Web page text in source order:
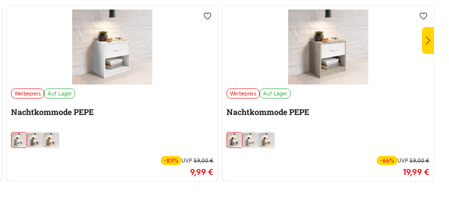
Werbepreis Auf Lager
Nachtkommode PEPE
-83% UVP59,00 €
9,99 €
Werbepreis Auf Lager
Nachtkommode PEPE
-66% UVP 59,00 €
19,99 €